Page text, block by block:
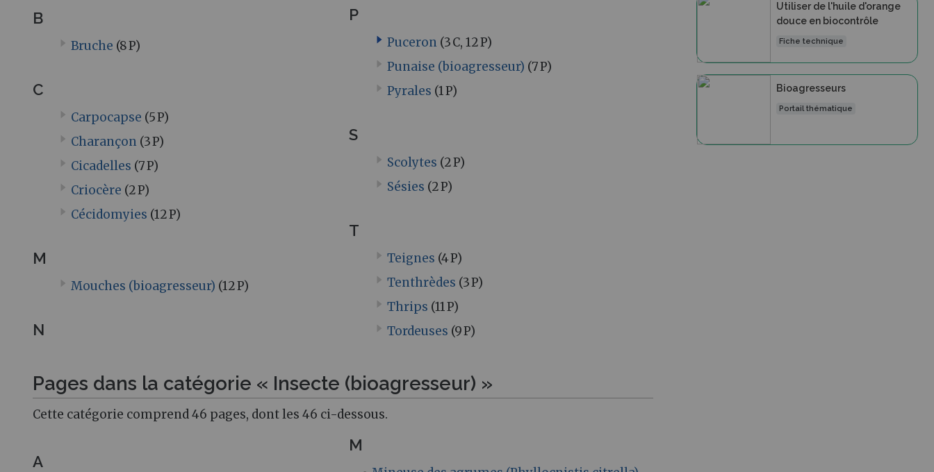
B
Bruche (8 P)
C
Carpocapse (5 P)
Charançon (3 P)
Cicadelles (7 P)
Criocère (2 P)
Cécidomyies (12 P)
M
Mouches (bioagresseur) (12 P)
N
P
Puceron (3 C, 12 P)
Punaise (bioagresseur) (7 P)
Pyrales (1 P)
S
Scolytes (2 P)
Sésies (2 P)
T
Teignes (4 P)
Tenthrèdes (3 P)
Thrips (11 P)
Tordeuses (9 P)
Pages dans la catégorie « Insecte (bioagresseur) »
Cette catégorie comprend 46 pages, dont les 46 ci-dessous.
A
M
Utiliser de l'huile d'orange
douce en biocontrôle
Fiche technique
Bioagresseurs
Portail thématique